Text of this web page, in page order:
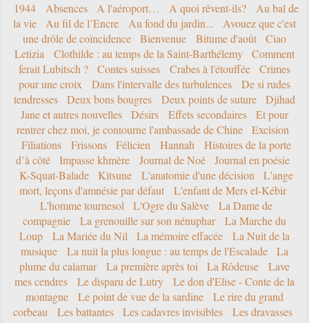
1944 Absences A l'aéroport… A quoi rêvent-ils?
Au bal de
la vie
Au fil de l’Encre Au fond du jardin...
Avouez que c'est
une drôle de coïncidence
Bienvenue Bitume d'août
Ciao
Letizia
Clothilde : au temps de la Saint-Barthélemy
Comment
ferait Lubitsch ?
Contes suisses Crabes à l'étouffée
Crimes
pour une croix
Dans l'intervalle des turbulences
De si rudes
tendresses
Deux bons bougres Deux points de suture
Djihad
Jane et autres nouvelles
Désirs Effets secondaires
Et pour
rentrer chez moi, je contourne l'ambassade de Chine
Excision
Filiations
Frissons Félicien Hannah
Histoires de la porte
d’à côté
Impasse khmère Journal de Noé
Journal en poésie
K-Squat-Balade
Kitsune L'anatomie d'une décision
L'ange
mort, leçons d'amnésie par défaut
L'enfant de Mers el-Kébir
L'homme tournesol
L'Ogre du Salève
La Dame de
compagnie
La grenouille sur son nénuphar
La Marche du
Loup
La Mariée du Nil La mémoire effacée
La Nuit de la
musique
La nuit la plus longue : au temps de l'Escalade
La
plume du calamar
La première après toi La Rôdeuse
Lave
mes cendres
Le disparu de Lutry
Le don d'Elise - Conte de la
montagne
Le point de vue de la sardine
Le rire du grand
corbeau
Les battantes Les cadavres invisibles
Les dravasses